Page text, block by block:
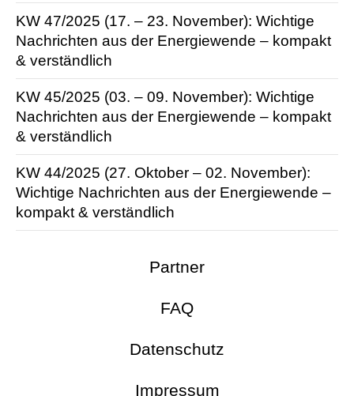
KW 47/2025 (17. – 23. November): Wichtige
Nachrichten aus der Energie­wende – kompakt
& verständlich
KW 45/2025 (03. – 09. November): Wichtige
Nachrichten aus der Energie­wende – kompakt
& verständlich
KW 44/2025 (27. Oktober – 02. November):
Wichtige Nachrichten aus der Energie­wende –
kompakt & verständlich
Partner
FAQ
Datenschutz
Impressum